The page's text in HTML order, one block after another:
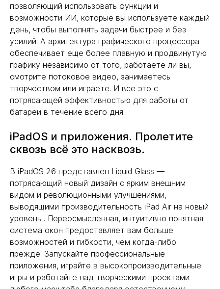
позволяющий использовать функции и
возможности ИИ, которые вы используете каждый
день, чтобы выполнять задачи быстрее и без
усилий. А архитектура графического процессора
обеспечивает еще более плавную и продвинутую
графику независимо от того, работаете ли вы,
смотрите потоковое видео, занимаетесь
творчеством или играете. И все это с
потрясающей эффективностью для работы от
батареи в течение всего дня.
iPadOS и приложения. Пролетите
сквозь всё это насквозь.
В iPadOS 26 представлен Liquid Glass —
потрясающий новый дизайн с ярким внешним
видом и революционными улучшениями,
выводящими производительность iPad Air на новый
уровень . Переосмысленная, интуитивно понятная
система окон предоставляет вам больше
возможностей и гибкости, чем когда-либо
прежде. Запускайте профессиональные
приложения, играйте в высокопроизводительные
игры и работайте над творческими проектами